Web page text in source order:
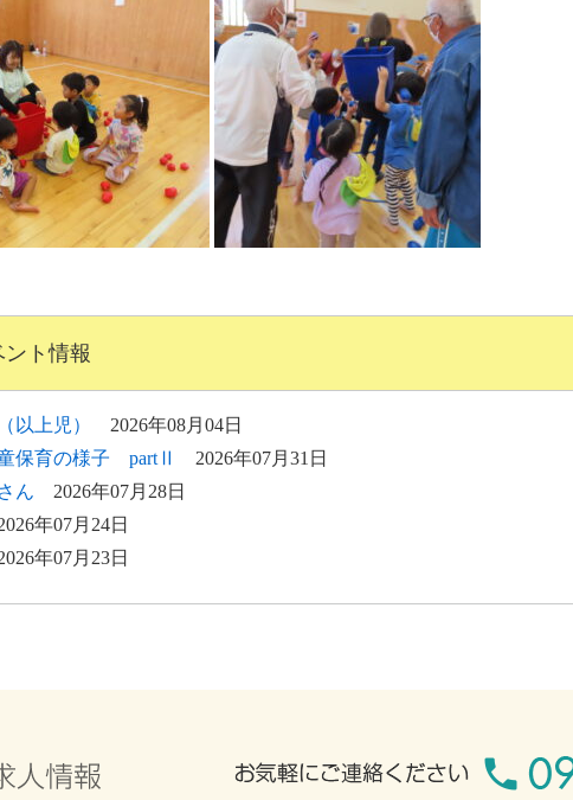
ト情報
以上児）
2026年08月04日
保育の様子 partⅡ
2026年07月31日
ん
2026年07月28日
年07月24日
年07月23日